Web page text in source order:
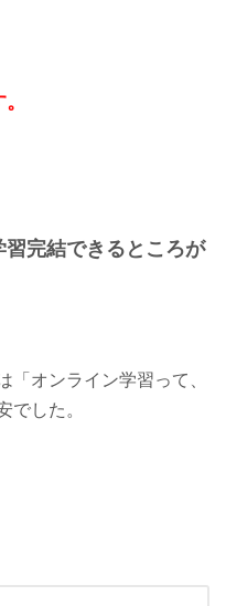
完結できるところが
「オンライン学習って、
でした。